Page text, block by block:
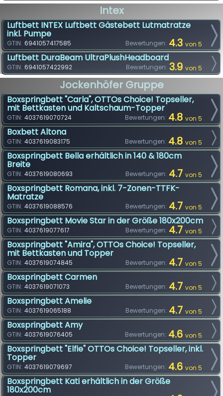
Intex
Luftbett INTEX Luftbett Gästebett Lutmatratze
inkl. Pumpe
Bewertungen: 4.3 von 5
GTIN: 6941057417585
Luftbett DuraBeam UltraPlushHeadboard
Bewertungen: 3.9 von 5
GTIN: 6941057422992
Jockenhöfer Gruppe
Boxspringbett "Carla", OTTOs Choice! Topseller,
mit Bettkasten und Kaltschaum-Topper
Bewertungen: 4.8 von 5
GTIN: 4037619070724
Boxbett Altona
Bewertungen: 4.8 von 5
GTIN: 4037619083175
Boxspringbett Bella erhältlich in 140 & 180cm
Breite
Bewertungen: 4.7 von 5
GTIN: 4037619080693
Boxspringbett Romana, inkl. 7-Zonen-TTFK-
Matratze
Bewertungen: 4.7 von 5
GTIN: 4037619088576
Boxspringbett Movie Star in der Größe 180x200cm
Bewertungen: 4.7 von 5
GTIN: 4037619077617
Boxspringbett "Amira", OTTOs Choice! Topseller,
mit Bettkasten und Topper
Bewertungen: 4.7 von 5
GTIN: 4037619074845
Boxspringbett Carmen
Bewertungen: 4.7 von 5
GTIN: 4037619071073
Boxspringbett Amelie
Bewertungen: 4.7 von 5
GTIN: 4037619065188
Boxspringbett Amy
Bewertungen: 4.6 von 5
GTIN: 4037619076405
Boxspringbett "Elfie" OTTOs Choice! Topseller, inkl.
Topper
Bewertungen: 4.6 von 5
GTIN: 4037619079697
Boxspringbett Kati erhältlich in der Größe
180x200cm